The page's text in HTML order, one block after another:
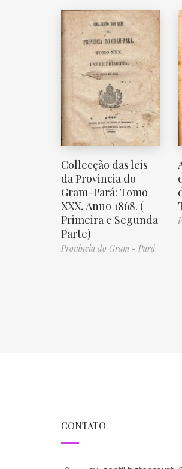
Collecção das leis
da Provincia do
Gram-Pará: Tomo
XXX, Anno 1868. (
Primeira e Segunda
Parte)
Província do Gram - Pará
CONTATO